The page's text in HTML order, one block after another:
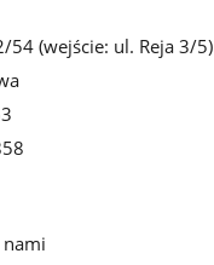
54 (wejście: ul. Reja 3/5)